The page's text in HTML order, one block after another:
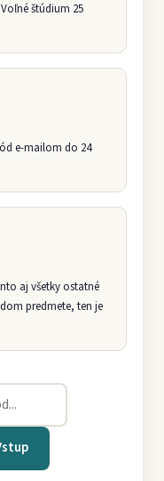
štúdium 25
e-mailom do 24
aj všetky ostatné
predmete, ten je